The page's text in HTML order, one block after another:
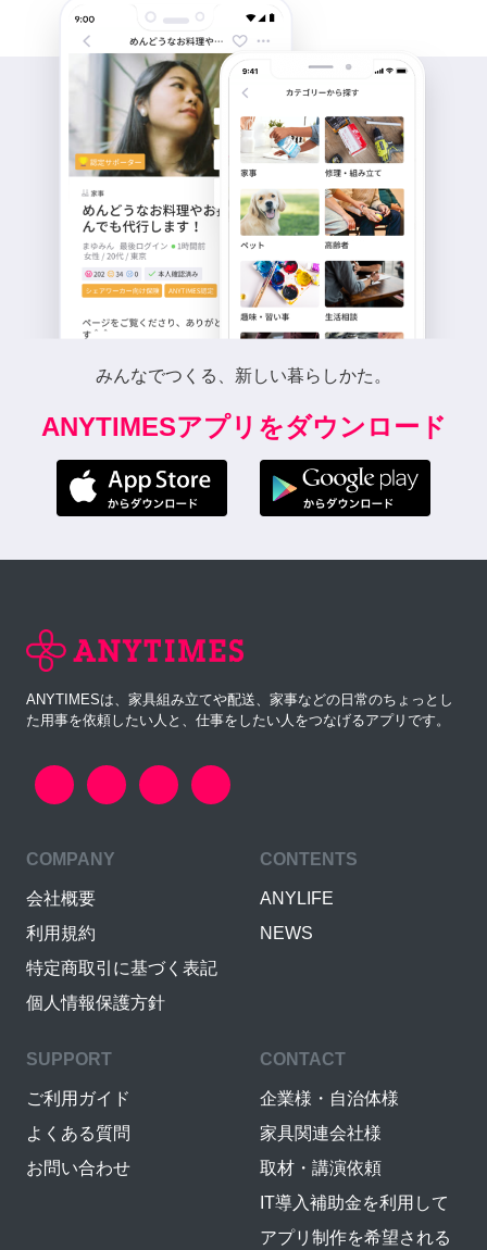
みんなでつくる、新しい暮らしかた。
ANYTIMESアプリをダウンロード
ANYTIMESは、家具組み立てや配送、家事などの日常のちょっとし
た用事を依頼したい人と、仕事をしたい人をつなげるアプリです。
COMPANY
会社概要
利用規約
特定商取引に基づく表記
個人情報保護方針
CONTENTS
ANYLIFE
NEWS
SUPPORT
ご利用ガイド
よくある質問
お問い合わせ
CONTACT
企業様・自治体様
家具関連会社様
取材・講演依頼
IT導入補助金を利用して
アプリ制作を希望される